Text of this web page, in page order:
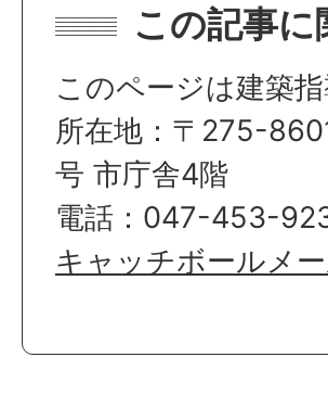
この記事
このページは建築
所在地：〒275-
号 市庁舎4階
電話：047-453-
キャッチボールメ